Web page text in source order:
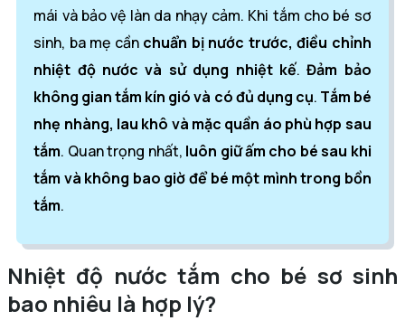
mái và bảo vệ làn da nhạy cảm. Khi tắm cho bé sơ
sinh, ba mẹ cần chuẩn bị nước trước, điều chỉnh
nhiệt độ nước và sử dụng nhiệt kế.Đảm bảo
không gian tắm kín gió và có đủ dụng cụ. Tắm bé
nhẹ nhàng, lau khô và mặc quần áo phù hợp sau
tắm. Quan trọng nhất, luôn giữ ấm cho bé sau khi
tắm và không bao giờ để bé một mình trong bồn
tắm.
Nhiệt độ nước tắm cho bé sơ sinh
bao nhiêu là hợp lý?